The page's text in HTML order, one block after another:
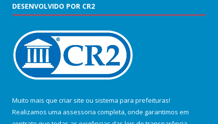
DESENVOLVIDO POR CR2
Muito mais que criar site ou sistema para prefeituras!
Realizamos uma assessoria completa, onde garantimos em